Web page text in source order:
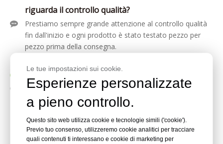
riguarda il controllo qualità?
Prestiamo sempre grande attenzione al controllo qualità
fin dall'inizio e ogni prodotto è stato testato pezzo per
pezzo prima della consegna.
Hai la certificazione di qualità?
Sì, abbiamo CE, SGS, ISO, ecc.
Hai bisogno di aiuto?
Le tue impostazioni sui cookie.
Esperienze personalizzate
a pieno controllo.
Questo sito web utilizza cookie e tecnologie simili ('cookie').
Previo tuo consenso, utilizzeremo cookie analitici per tracciare
quali contenuti ti interessano e cookie di marketing per